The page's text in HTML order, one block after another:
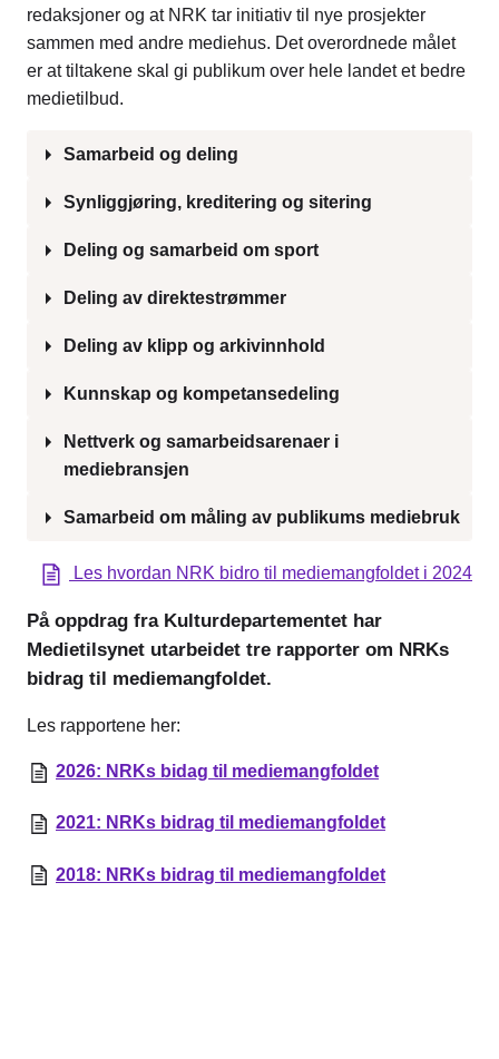
redaksjoner og at NRK tar initiativ til nye prosjekter
sammen med andre mediehus. Det overordnede målet
er at tiltakene skal gi publikum over hele landet et bedre
medietilbud.
Samarbeid og deling
Synliggjøring, kreditering og sitering
Deling og samarbeid om sport
Deling av direktestrømmer
Deling av klipp og arkivinnhold
Kunnskap og kompetansedeling
Nettverk og samarbeidsarenaer i
mediebransjen
Samarbeid om måling av publikums mediebruk
Les hvordan NRK bidro til mediemangfoldet i 2024
På oppdrag fra Kulturdepartementet har
Medietilsynet utarbeidet tre rapporter om NRKs
bidrag til mediemangfoldet.
Les rapportene her:
2026: NRKs bidag til mediemangfoldet
2021: NRKs bidrag til mediemangfoldet
2018: NRKs bidrag til mediemangfoldet